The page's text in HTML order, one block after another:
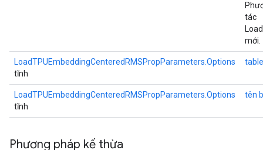
tác
mới.
LoadTPUEmbeddingCenteredRMSPropParameters.Options
tĩnh
LoadTPUEmbeddingCenteredRMSPropParameters.Options
tĩnh
tên
Phương pháp kế thừa